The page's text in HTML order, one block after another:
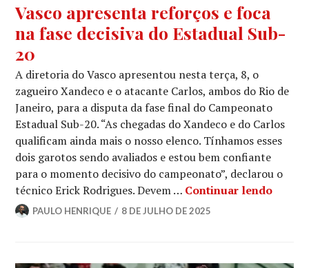
Vasco apresenta reforços e foca
na fase decisiva do Estadual Sub-
20
A diretoria do Vasco apresentou nesta terça, 8, o
zagueiro Xandeco e o atacante Carlos, ambos do Rio de
Janeiro, para a disputa da fase final do Campeonato
Estadual Sub-20. “As chegadas do Xandeco e do Carlos
qualificam ainda mais o nosso elenco. Tínhamos esses
dois garotos sendo avaliados e estou bem confiante
para o momento decisivo do campeonato”, declarou o
técnico Erick Rodrigues. Devem … Continuar lendo
PAULO HENRIQUE 8 DE JULHO DE 2025